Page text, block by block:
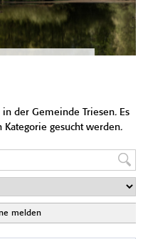
der Gemeinde Triesen. Es
gesucht werden.
melden